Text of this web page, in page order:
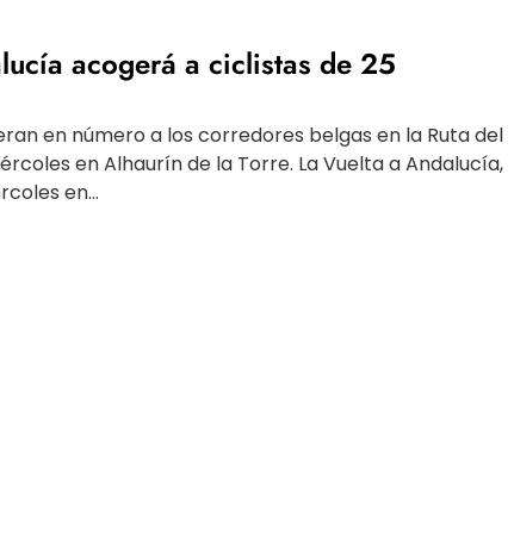
acogerá a ciclistas de 25
en número a los corredores belgas en la Ruta del
en Alhaurín de la Torre. La Vuelta a Andalucía,
en...